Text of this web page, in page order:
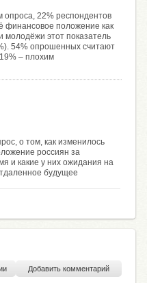
опроса, 22% респондентов
финансовое положение как
молодёжи этот показатель
54% опрошенных считают
­– плохим
о том, как изменилось
россиян за
и какие у них ожидания на
будущее
Добавить комментарий